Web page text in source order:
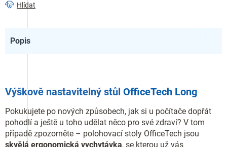
Hlídat
Popis
Výškově nastavitelný stůl OfficeTech Long
Pokukujete po nových způsobech, jak si u počítače dopřát
pohodlí a ještě u toho udělat něco pro své zdraví? V tom
případě zpozorněte – polohovací stoly OfficeTech jsou
skvělá ergonomická vychytávka, se kterou už vás